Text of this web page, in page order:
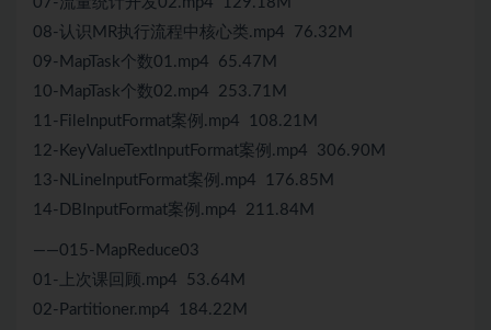
08-认识MR执行流程中核心类.mp4 76.32M
09-MapTask个数01.mp4 65.47M
10-MapTask个数02.mp4 253.71M
11-FileInputFormat案例.mp4 108.21M
12-KeyValueTextInputFormat案例.mp4 306.90M
13-NLineInputFormat案例.mp4 176.85M
14-DBInputFormat案例.mp4 211.84M
——015-MapReduce03
01-上次课回顾.mp4 53.64M
02-Partitioner.mp4 184.22M